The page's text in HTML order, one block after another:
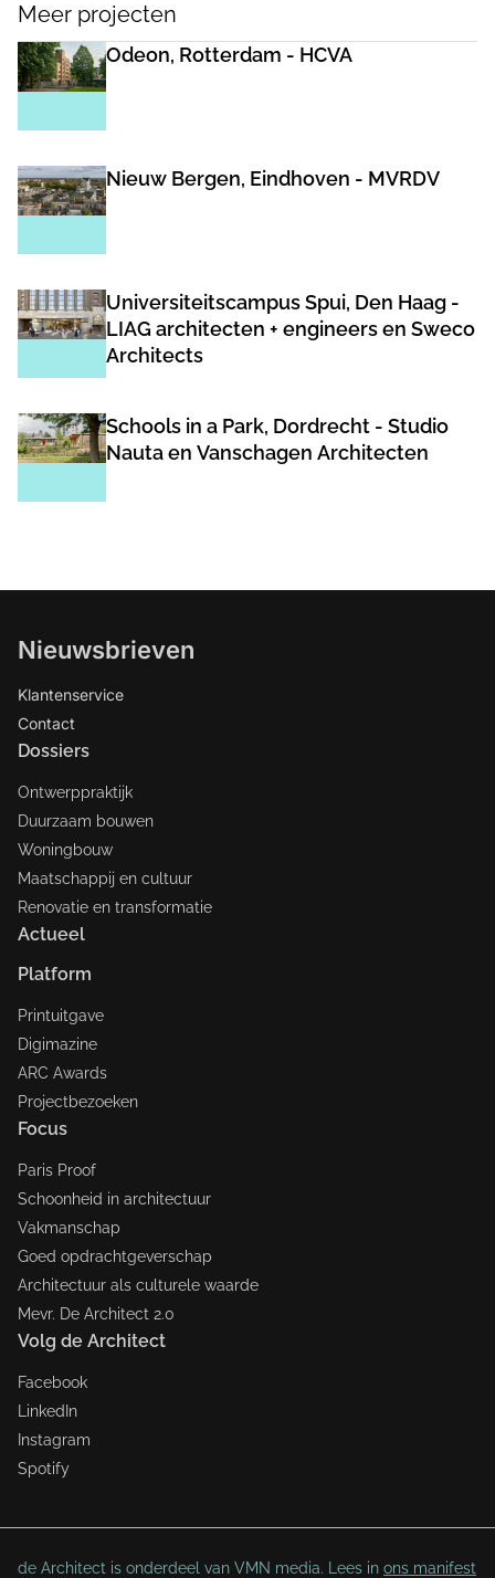
Meer projecten
Odeon, Rotterdam - HCVA
Nieuw Bergen, Eindhoven - MVRDV
Universiteitscampus Spui, Den Haag -
LIAG architecten + engineers en Sweco
Architects
Schools in a Park, Dordrecht - Studio
Nauta en Vanschagen Architecten
Nieuwsbrieven
Klantenservice
Contact
Dossiers
Ontwerppraktijk
Duurzaam bouwen
Woningbouw
Maatschappij en cultuur
Renovatie en transformatie
Actueel
Platform
Printuitgave
Digimazine
ARC Awards
Projectbezoeken
Focus
Paris Proof
Schoonheid in architectuur
Vakmanschap
Goed opdrachtgeverschap
Architectuur als culturele waarde
Mevr. De Architect 2.0
Volg de Architect
Facebook
LinkedIn
Instagram
Spotify
de Architect is onderdeel van VMN media. Lees in ons manifest